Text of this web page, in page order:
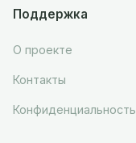
Поддержка
О проекте
Контакты
Конфиденциальность